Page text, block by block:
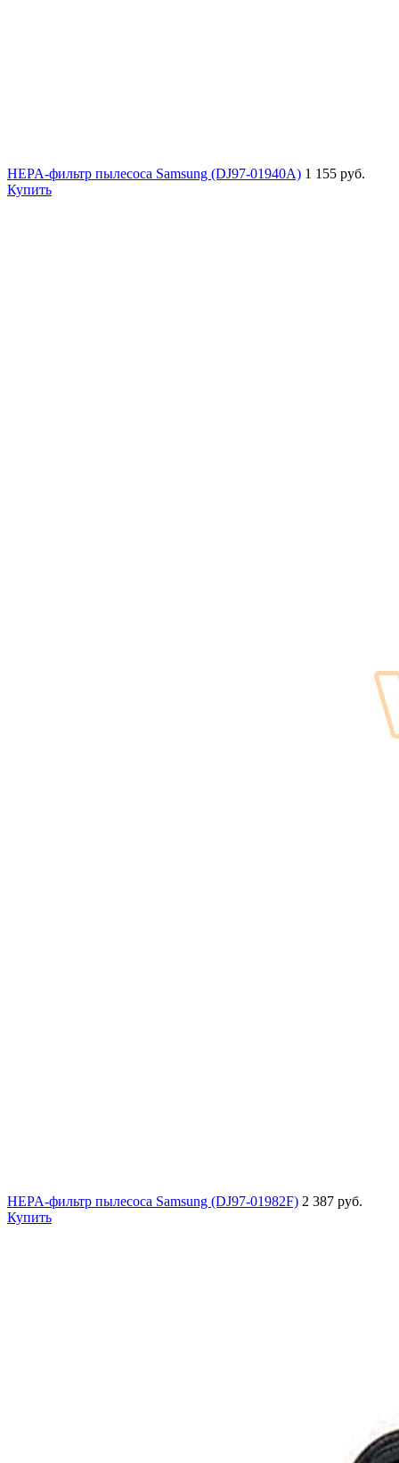
HEPA-фильтр пылесоса Samsung (DJ97-01940A) 1 155 руб.
Купить
HEPA-фильтр пылесоса Samsung (DJ97-01982F) 2 387 руб.
Купить